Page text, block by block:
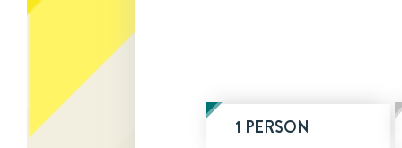
1 PERSON